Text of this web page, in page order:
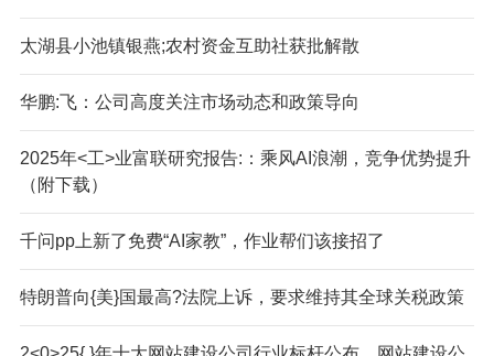
太湖县小池镇银燕;农村资金互助社获批解散
华鹏:飞：公司高度关注市场动态和政策导向
2025年<工>业富联研究报告:：乘风AI浪潮，竞争优势提升
（附下载）
千问pp上新了免费“AI家教”，作业帮们该接招了
特朗普向{美}国最高?法院上诉，要求维持其全球关税政策